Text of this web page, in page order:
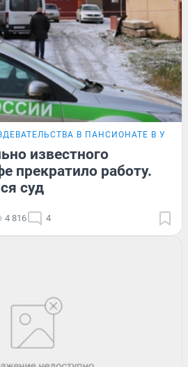
В ПАНСИОНАТЕ В УФЕ
известного
прекратило работу.
суд
4 816 4